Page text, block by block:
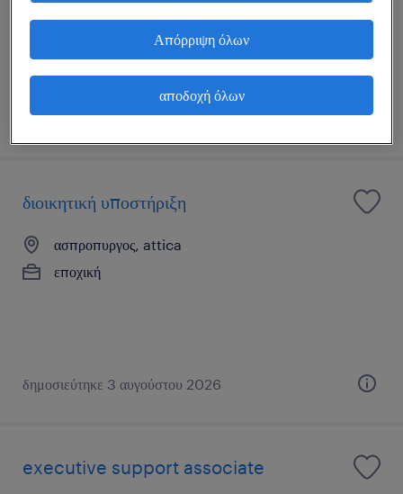
μόνιμη
δημοσιεύτηκε 3 αυγούστου 2026
διοικητική υποστήριξη
ασπροπυργος, attica
εποχική
δημοσιεύτηκε 3 αυγούστου 2026
executive support associate
Απόρριψη όλων
αποδοχή όλων